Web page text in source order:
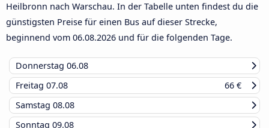
Heilbronn nach Warschau. In der Tabelle unten findest du die
günstigsten Preise für einen Bus auf dieser Strecke,
beginnend vom 06.08.2026 und für die folgenden Tage.
Donnerstag 06.08
Freitag 07.08
66 €
Samstag 08.08
Sonntag 09.08